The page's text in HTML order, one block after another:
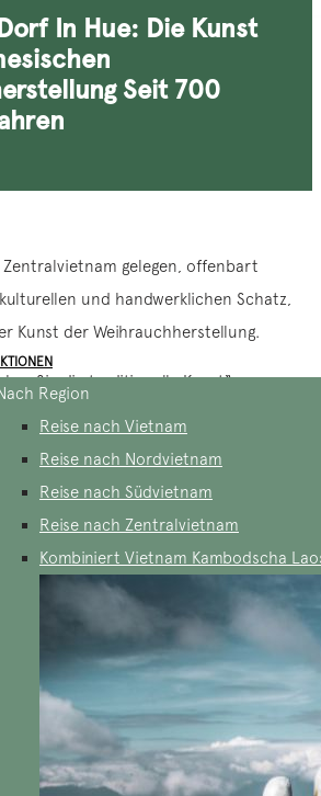
Region
Reise nach Vietnam
Reise nach Nordvietnam
Reise nach Südvietnam
Reise nach Zentralvietnam
Kombiniert Vietnam Kambodscha
In Hue: Die Kunst
Seit 700
Zentralvietnam gelegen, offenbart
und handwerklichen Schatz,
Kunst der Weihrauchherstellung.
Sie die traditionelle Kunst“
Mal besondere Emotionen und
über das Handwerk der
in Hue – Thuy Xuan Dorf. Indem sie
der Einheimischen eintauchen
in das Herz der kulturellen und
Vietnamesen und schafft so ein
in Hue
im Dorf Thuy Xuan
Jahren. Durch viele Veränderungen
bewahrt dieses vietnamesische